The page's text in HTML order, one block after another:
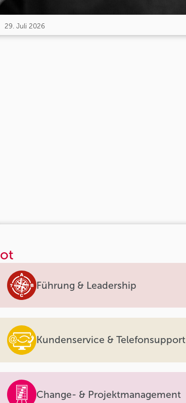
29. Juli 2026
Führung & Leadership
Kundenservice & Telefonsupport
Change- & Projektmanagement